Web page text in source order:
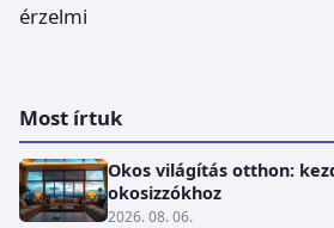
érzelmi
Most írtuk
Okos világítás otthon:
okosizzókhoz
2026. 08. 06.